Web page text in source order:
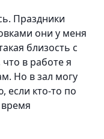
Праздники
они у меня
близость с
в работе я
Но в зал могу
если кто-то по